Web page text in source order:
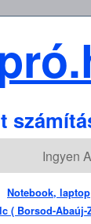
Ingyen
Notebook, laptop
( Borsod-Abaúj-